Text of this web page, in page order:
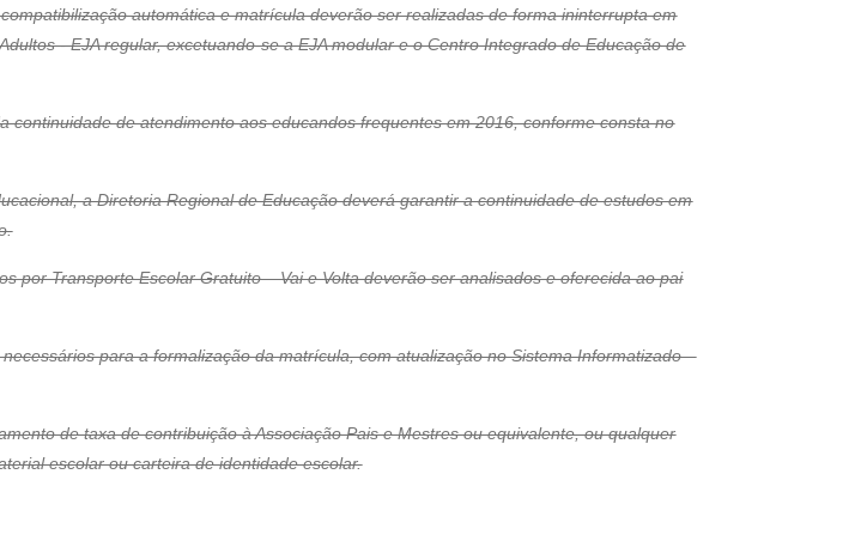
automática e matrícula deverão ser realizadas de forma ininterrupta em
- EJA regular, excetuando-se a EJA modular e o Centro Integrado de Educação de
de atendimento aos educandos frequentes em 2016, conforme consta no
a Diretoria Regional de Educação deverá garantir a continuidade de estudos em
por Transporte Escolar Gratuito – Vai e Volta deverão ser analisados e oferecida ao pai
para a formalização da matrícula, com atualização no Sistema Informatizado –
de taxa de contribuição à Associação Pais e Mestres ou equivalente, ou qualquer
escolar ou carteira de identidade escolar.